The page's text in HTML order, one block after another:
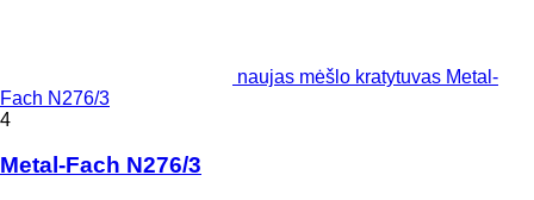
naujas mėšlo kratytuvas Metal-
Fach N276/3
4
Metal-Fach N276/3